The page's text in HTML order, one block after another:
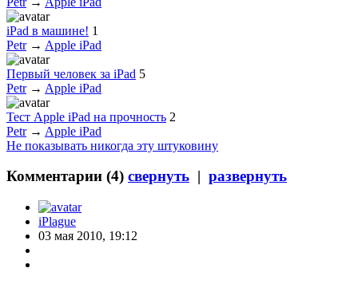
iPad в машине! 1
Petr→ Apple iPad
Первый человек за iPad 5
Petr→ Apple iPad
Тест Apple iPad на прочность 2
Petr→ Apple iPad
Не показывать никогда эту штуковину
Комментарии (4) свернуть | развернуть
iPlague
03 мая 2010, 19:12